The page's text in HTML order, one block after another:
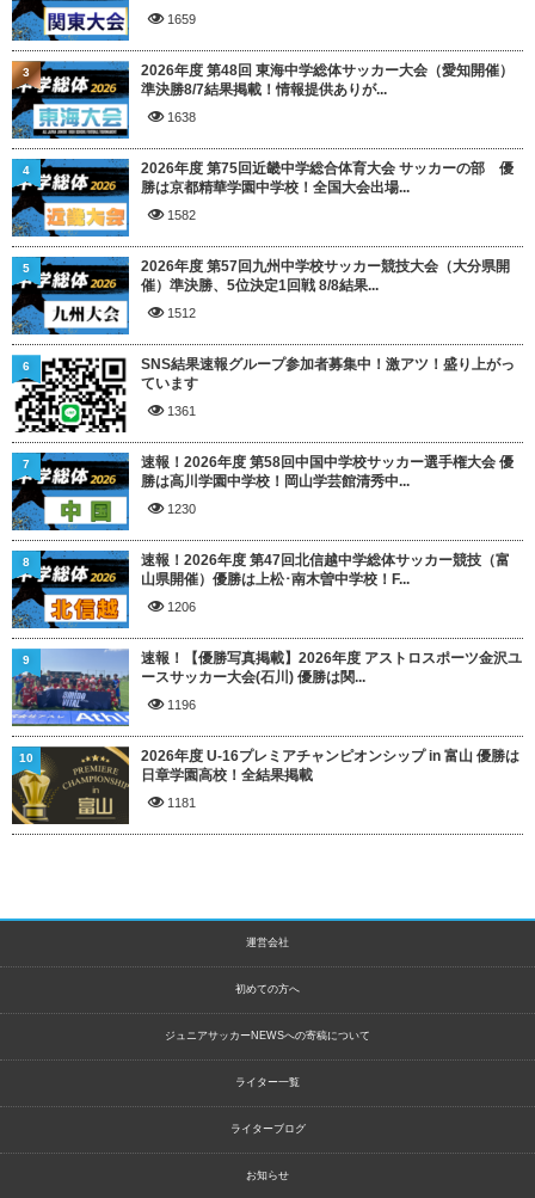
1659
2026年度 第48回 東海中学総体サッカー大会（愛知開催）
準決勝8/7結果掲載！情報提供ありが...
1638
3
2026年度 第75回近畿中学総合体育大会 サッカーの部 優
勝は京都精華学園中学校！全国大会出場...
1582
4
2026年度 第57回九州中学校サッカー競技大会（大分県開
催）準決勝、5位決定1回戦 8/8結果...
1512
5
SNS結果速報グループ参加者募集中！激アツ！盛り上がっ
ています
1361
6
速報！2026年度 第58回中国中学校サッカー選手権大会 優
勝は高川学園中学校！岡山学芸館清秀中...
1230
7
速報！2026年度 第47回北信越中学総体サッカー競技（富
山県開催）優勝は上松･南木曽中学校！F...
1206
8
速報！【優勝写真掲載】2026年度 アストロスポーツ金沢ユ
ースサッカー大会(石川) 優勝は関...
1196
9
2026年度 U-16プレミアチャンピオンシップ in 富山 優勝は
日章学園高校！全結果掲載
1181
10
運営会社
初めての方へ
ジュニアサッカーNEWSへの寄稿について
ライター一覧
ライターブログ
お知らせ